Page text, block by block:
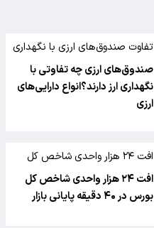
تفاوت صندوق‌های ارزی با نگهداری
ارز
صندوق‌های ارزی چه تفاوتی با
نگهداری ارز دارند؟انواع دارایی‌های
ارزی
افت ۲۴ هزار واحدی شاخص کل
بورس
افت ۲۴ هزار واحدی شاخص کل
بورس در ۴۰ دقیقه پایانی بازار